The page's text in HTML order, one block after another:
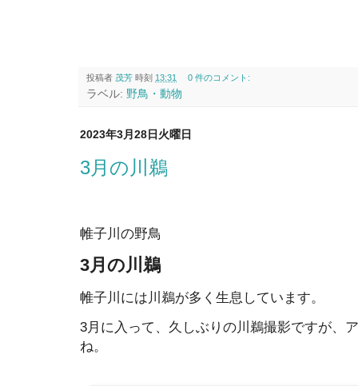
投稿者 茂芳 時刻 13:31 0 件のコメント:
ラベル: 野鳥・動物
2023年3月28日火曜日
3月の川鵜
帷子川の野鳥
3月の川鵜
帷子川には川鵜が多く生息しています。
3月に入って、久しぶりの川鵜撮影ですが、
ね。